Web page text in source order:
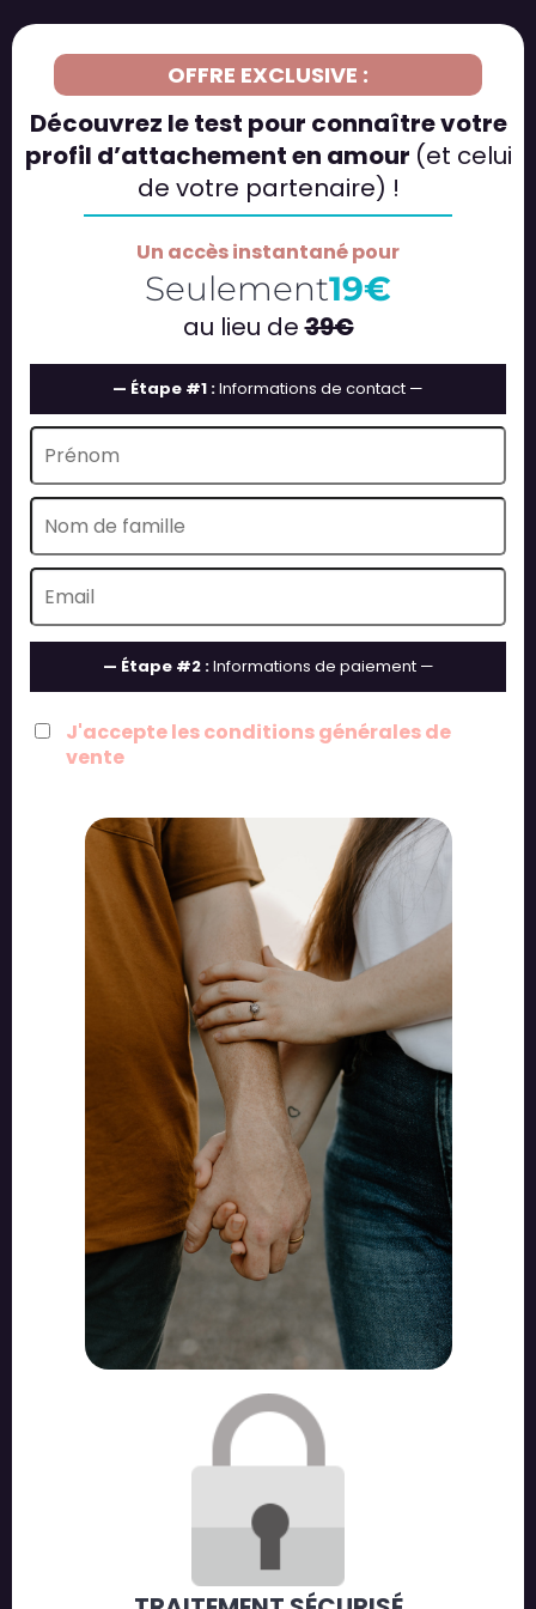
OFFRE EXCLUSIVE :
Découvrez le test pour connaître votre
profil d’attachement en amour (et celui
de votre partenaire) !
Un accès instantané pour
Seulement19€
au lieu de39€
— Étape #1 :Informations de contact —
— Étape #2 :Informations de paiement —
J'accepte les conditions générales de
vente